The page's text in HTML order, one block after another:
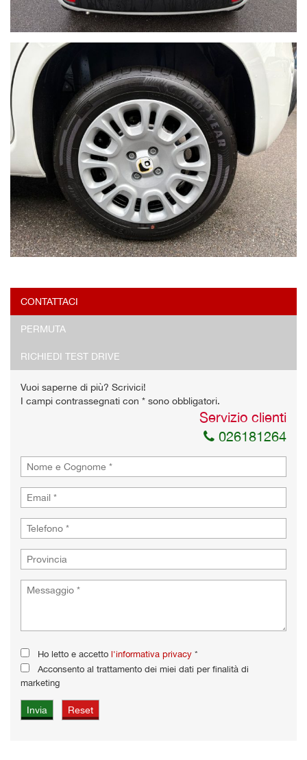
CONTATTACI
PERMUTA
RICHIEDI TEST DRIVE
Vuoi saperne di più? Scrivici!
I campi contrassegnati con * sono obbligatori.
Servizio clienti
026181264
Ho letto e accetto l'informativa privacy *
Acconsento al trattamento dei miei dati per finalità di
marketing